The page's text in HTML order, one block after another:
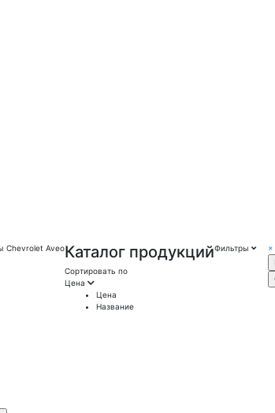
Chevrolet AveoКаталог продукций
Сортировать по
Цена
Цена
Название
Фильтры ×